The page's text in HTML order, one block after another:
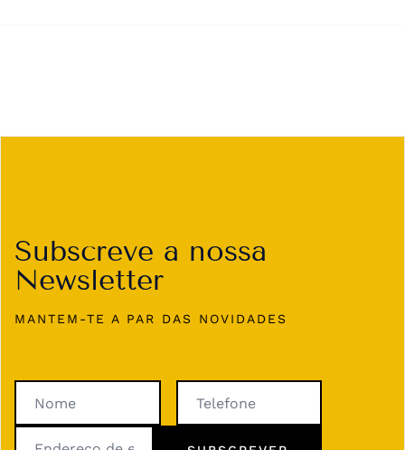
Subscreve a nossa
Newsletter
MANTEM-TE A PAR DAS NOVIDADES